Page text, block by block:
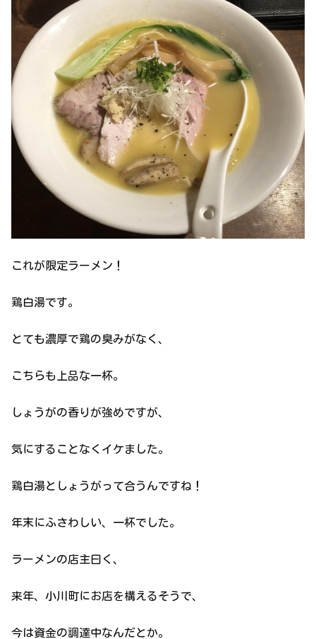
これが限定ラーメン！
鶏白湯です。
とても濃厚で鶏の臭みがなく、
こちらも上品な一杯。
しょうがの香りが強めですが、
気にすることなくイケました。
鶏白湯としょうがって合うんですね！
年末にふさわしい、一杯でした。
ラーメンの店主曰く、
来年、小川町にお店を構えるそうで、
今は資金の調達中なんだとか。